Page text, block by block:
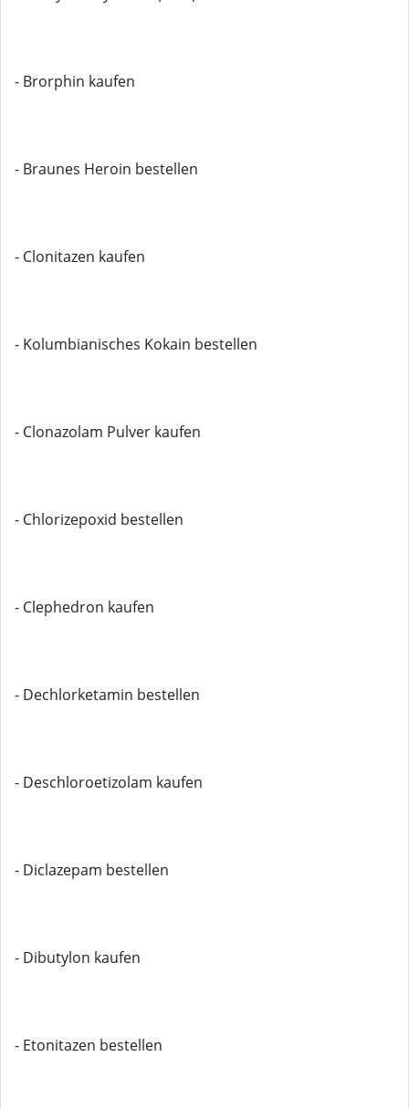
- Brorphin kaufen
- Braunes Heroin bestellen
- Clonitazen kaufen
- Kolumbianisches Kokain bestellen
- Clonazolam Pulver kaufen
- Chlorizepoxid bestellen
- Clephedron kaufen
- Dechlorketamin bestellen
- Deschloroetizolam kaufen
- Diclazepam bestellen
- Dibutylon kaufen
- Etonitazen bestellen